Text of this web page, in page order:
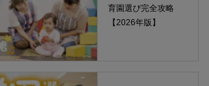
育園選び完全攻略
【2026年版】